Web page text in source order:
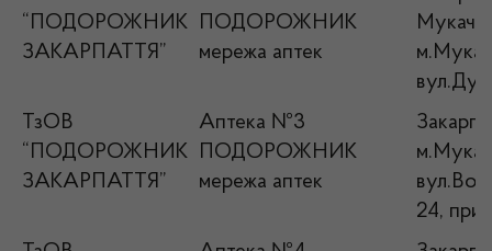
“ПОДОРОЖНИК
ЗАКАРПАТТЯ”
ПОДОРОЖНИК
мережа аптек
ТзОВ
“ПОДОРОЖНИК
ЗАКАРПАТТЯ”
Аптека №3
ПОДОРОЖНИК
мережа аптек
24,